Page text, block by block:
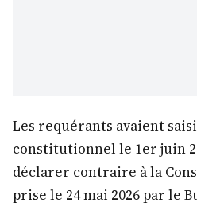
Les requérants avaient
constitutionnel le 1er juin
déclarer contraire à la
prise le 24 mai 2026 par le